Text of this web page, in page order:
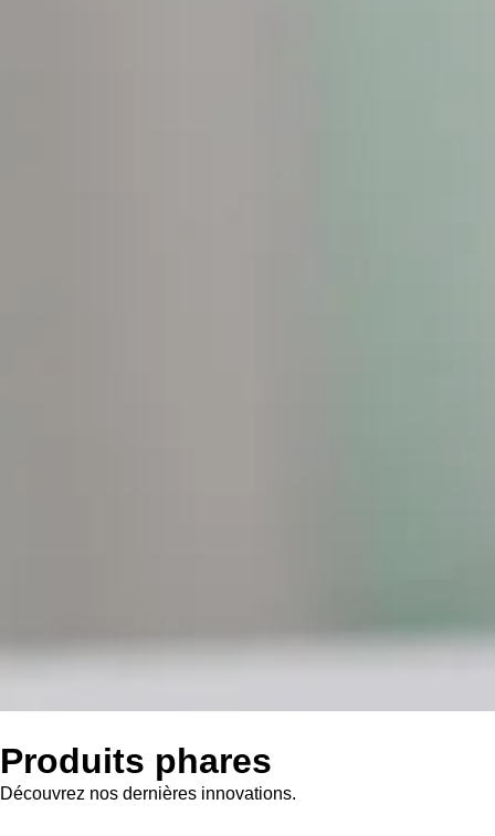
Produits phares
Découvrez nos dernières innovations.